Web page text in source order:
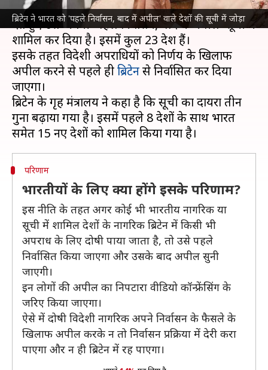
ब्रिटेन ने भारत को 'पहले निर्वासन, बाद में अपील' वाले देशों की सूची में जोड़ा
यूनाइटेड किंगडम (UK)सरकार ने भारत को बड़ा झटका
देते हुए उसे अपनी 'पहले निर्वासन, बाद में अपील' सूची में
शामिल कर दिया है। इसमें कुल 23 देश हैं।
इसके तहत विदेशी अपराधियों को निर्णय के खिलाफ
अपील करने से पहले हीब्रिटेनसे निर्वासित कर दिया
जाएगा।
ब्रिटेन के गृह मंत्रालय ने कहा है कि सूची का दायरा तीन
गुना बढ़ाया गया है। इसमें पहले 8 देशों के साथ भारत
परिणाम
भारतीयों के लिए क्या होंगे इसके परिणाम?
इस नीति के तहत अगर कोई भी भारतीय नागरिक या
सूची में शामिल देशों के नागरिक ब्रिटेन में किसी भी
अपराध के लिए दोषी पाया जाता है, तो उसे पहले
निर्वासित किया जाएगा और उसके बाद अपील सुनी
जाएगी।
इन लोगों की अपील का निपटारा वीडियो कॉन्फ्रेंसिंग के
जरिए किया जाएगा।
ऐसे में दोषी विदेशी नागरिक अपने निर्वासन के फैसले के
खिलाफ अपील करके न तो निर्वासन प्रक्रिया में देरी करा
पाएगा और न ही ब्रिटेन में रह पाएगा।